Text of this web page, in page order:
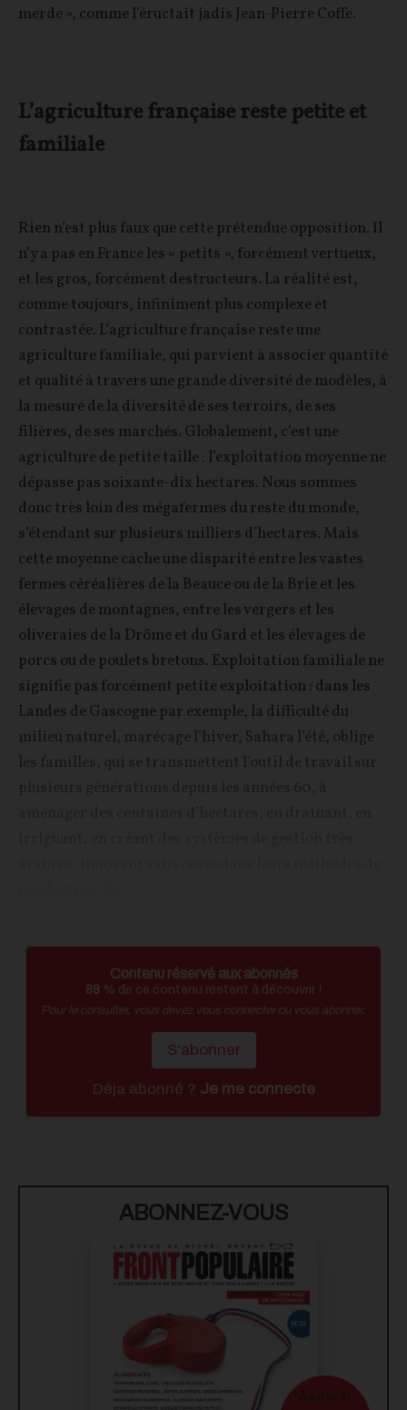
merde », comme l’éructait jadis Jean-Pierre Coffe.
L’agriculture française reste petite et
familiale
Rien n’est plus faux que cette prétendue opposition. Il
n’y a pas en France les « petits », forcément vertueux,
et les gros, forcément destructeurs. La réalité est,
comme toujours, infiniment plus complexe et
contrastée. L’agriculture française reste une
agriculture familiale, qui parvient à associer quantité
et qualité à travers une grande diversité de modèles, à
la mesure de la diversité de ses terroirs, de ses
filières, de ses marchés. Globalement, c’est une
agriculture de petite taille : l’exploitation moyenne ne
dépasse pas soixante-dix hectares. Nous sommes
donc très loin des mégafermes du reste du monde,
s’étendant sur plusieurs milliers d’hectares. Mais
cette moyenne cache une disparité entre les vastes
fermes céréalières de la Beauce ou de la Brie et les
élevages de montagnes, entre les vergers et les
oliveraies de la Drôme et du Gard et les élevages de
porcs ou de poulets bretons. Exploitation familiale ne
signifie pas forcément petite exploitation : dans les
Landes de Gascogne par exemple, la difficulté du
milieu naturel, marécage l’hiver, Sahara l’été, oblige
Contenu réservé aux abonnés
88 % de ce contenu restent à découvrir !
Pour le consulter, vous devez vous connecter ou vous abonner.
S'abonner
Déja abonné ? Je me connecte
ABONNEZ-VOUS
À partir de